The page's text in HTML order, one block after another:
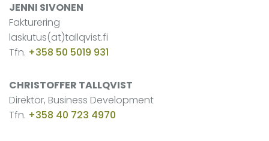
JENNI SIVONEN
Fakturering
laskutus(at)tallqvist.fi
Tfn. +358 50 5019 931
CHRISTOFFER TALLQVIST
Direktör, Business Development
Tfn. +358 40 723 4970